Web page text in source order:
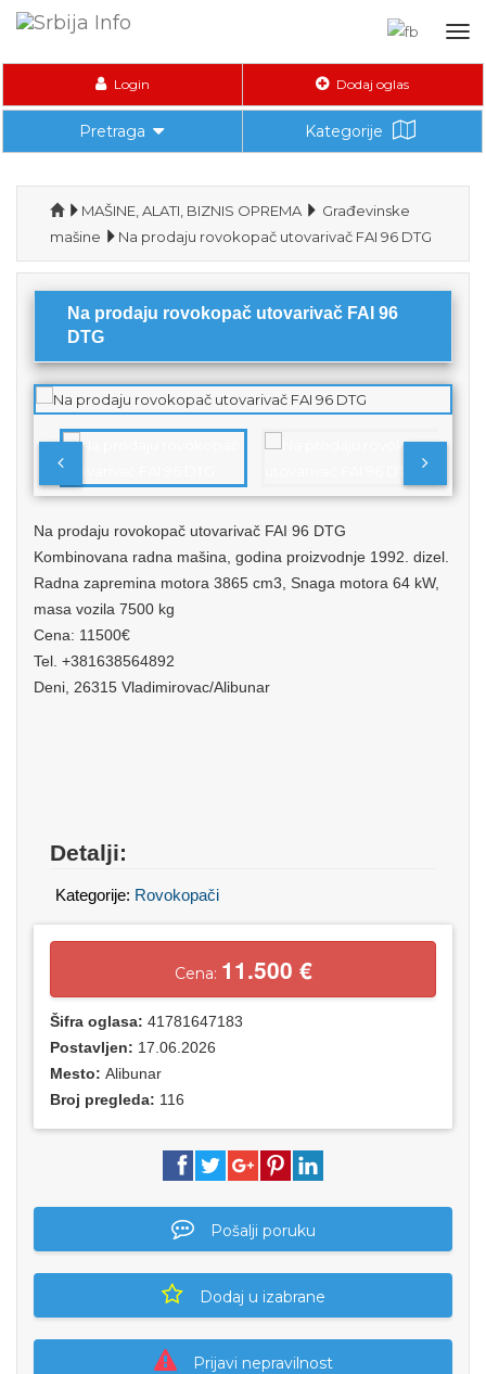
Login Dodaj oglas
Pretraga Kategorije
MAŠINE, ALATI, BIZNIS OPREMA
Građevinske
mašine
Na prodaju rovokopač utovarivač FAI 96 DTG
Na prodaju rovokopač utovarivač FAI 96
DTG
Na prodaju rovokopač utovarivač FAI 96 DTG
Kombinovana radna mašina, godina proizvodnje 1992. dizel.
Radna zapremina motora 3865 cm3, Snaga motora 64 kW,
masa vozila 7500 kg
Cena: 11500€
Tel. +381638564892
Deni, 26315 Vladimirovac/Alibunar
Detalji:
Kategorije: Rovokopači
Cena: 11.500 €
Šifra oglasa: 41781647183
Postavljen: 17.06.2026
Mesto: Alibunar
Broj pregleda: 116
Pošalji poruku
Dodaj u izabrane
Prijavi nepravilnost